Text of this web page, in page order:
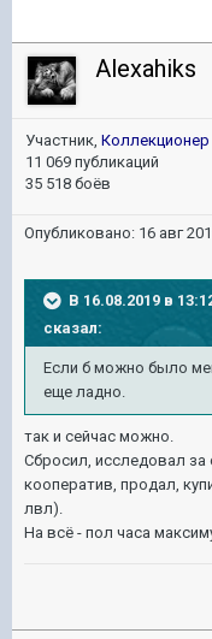
Alexahiks
Участник, Коллекционер
11 069 публикаций
35 518 боёв
Опубликовано: 16 авг
В 16.08.2019 в
сказал:
Если б можно было
еще ладно.
так и сейчас можно.
Сбросил, исследовал за
кооператив, продал,
лвл).
На всё - пол часа